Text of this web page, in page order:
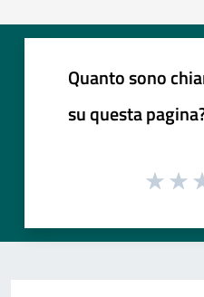
Quanto sono
su questa